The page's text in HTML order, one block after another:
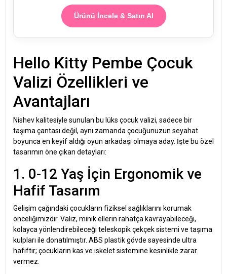
Ürünü İncele & Satın Al
Hello Kitty Pembe Çocuk
Valizi Özellikleri ve
Avantajları
Nishev kalitesiyle sunulan bu lüks çocuk valizi, sadece bir
taşıma çantası değil, aynı zamanda çocuğunuzun seyahat
boyunca en keyif aldığı oyun arkadaşı olmaya aday. İşte bu özel
tasarımın öne çıkan detayları:
1. 0-12 Yaş İçin Ergonomik ve
Hafif Tasarım
Gelişim çağındaki çocukların fiziksel sağlıklarını korumak
önceliğimizdir. Valiz, minik ellerin rahatça kavrayabileceği,
kolayca yönlendirebileceği teleskopik çekçek sistemi ve taşıma
kulpları ile donatılmıştır. ABS plastik gövde sayesinde ultra
hafiftir; çocukların kas ve iskelet sistemine kesinlikle zarar
vermez.